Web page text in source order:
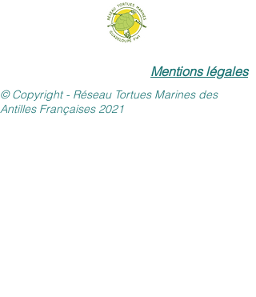
Mentions légales
© Copyright - Réseau Tortues Marines des
Antilles Françaises 2021